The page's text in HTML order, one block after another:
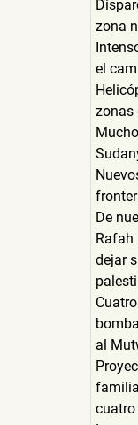
zona
el
zonas
De
Rafah
dejar
al
cuatro